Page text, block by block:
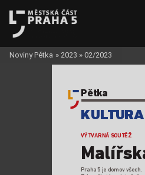
KULTURA
Pětka
VÝTVARNÁ SOUTĚŽ
Malíř
Praha 5 je domov všech.
Noviny Pětka » 2023 » 02/2023